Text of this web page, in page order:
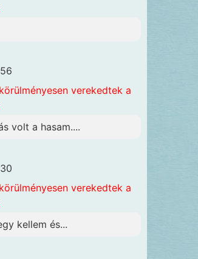
verekedtek a
volt a hasam....
verekedtek a
kellem és...